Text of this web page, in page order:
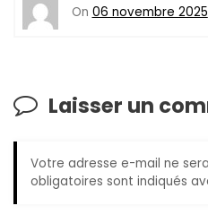
On 06 novembre 2025
Laisser un
Votre adresse e-mail ne
obligatoires sont indiqués